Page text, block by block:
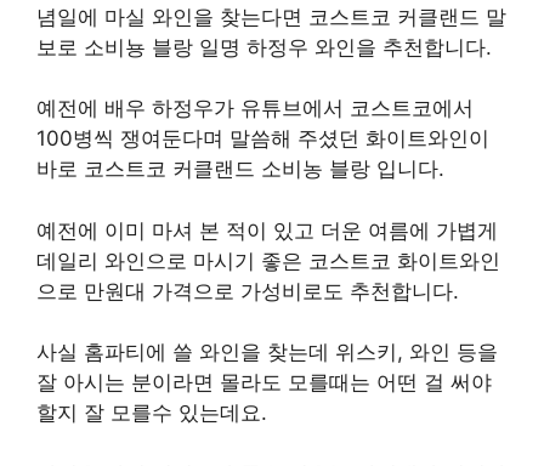
념일에 마실 와인을 찾는다면 코스트코 커클랜드 말
보로 소비뇽 블랑 일명 하정우 와인을 추천합니다.
예전에 배우 하정우가 유튜브에서 코스트코에서
100병씩 쟁여둔다며 말씀해 주셨던 화이트와인이
바로 코스트코 커클랜드 소비농 블랑 입니다.
예전에 이미 마셔 본 적이 있고 더운 여름에 가볍게
데일리 와인으로 마시기 좋은 코스트코 화이트와인
으로 만원대 가격으로 가성비로도 추천합니다.
사실 홈파티에 쓸 와인을 찾는데 위스키, 와인 등을
잘 아시는 분이라면 몰라도 모를때는 어떤 걸 써야
할지 잘 모를수 있는데요.